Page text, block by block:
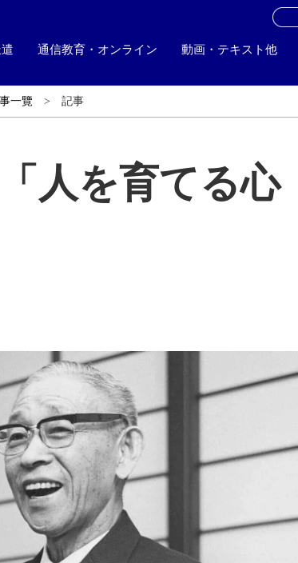
通信教育・オンライン 動画・テキスト他
一覽 記事
人を育てる心